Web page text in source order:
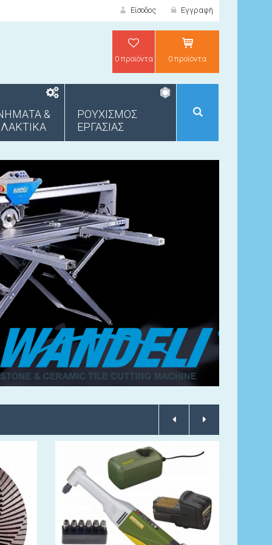
Είσοδος
ΕΙΣΟΔΟΣ
Εγγραφή
0 προϊόντα 0 προϊόντα
&
ΡΟΥΧΙΣΜΟΣ
ΕΡΓΑΣΙΑΣ